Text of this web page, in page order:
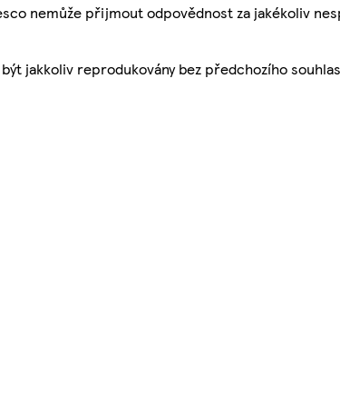
nemůže přijmout odpovědnost za jakékoliv
jakkoliv reprodukovány bez předchozího